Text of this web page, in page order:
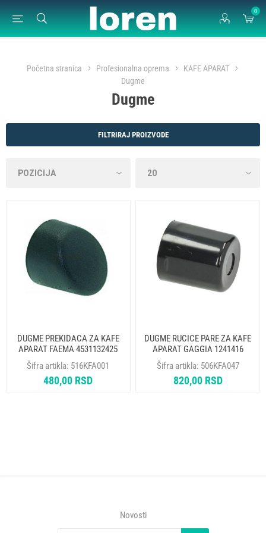
0
Početna stranica Profesionalna oprema
KAFE APARAT
Dugme
Dugme
FILTRIRAJ PROIZVODE
DUGME PREKIDACA ZA KAFE
APARAT FAEMA 4531132425
Šifra artikla: 516KFA001
480,00 RSD
DUGME RUCICE PARE ZA KAFE
APARAT GAGGIA 1241416
Šifra artikla: 506KFA047
820,00 RSD
Novosti